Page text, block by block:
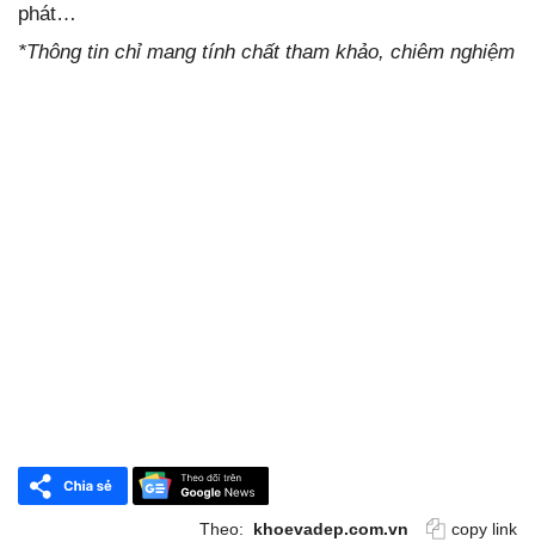
phát…
*Thông tin chỉ mang tính chất tham khảo, chiêm nghiệm
Theo: khoevadep.com.vn copy link